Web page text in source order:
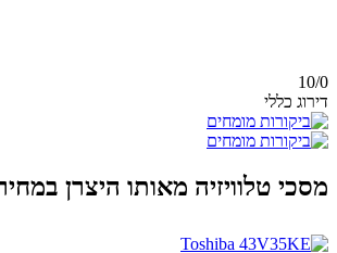
10/0
דירוג כללי
מסכי טלוויזיה מאותו היצרן